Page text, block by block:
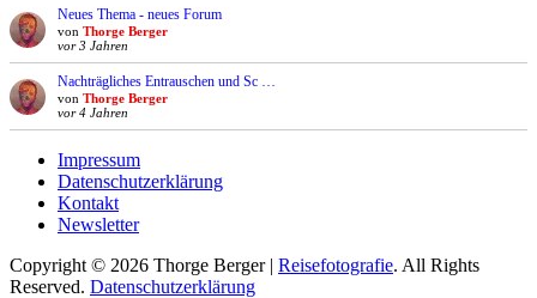
Neues Thema - neues Forum
von Thorge Berger
vor 3 Jahren
Nachträgliches Entrauschen und Sc …
von Thorge Berger
vor 4 Jahren
Impressum
Datenschutzerklärung
Kontakt
Newsletter
Copyright © 2026 Thorge Berger | Reisefotografie. All Rights
Reserved. Datenschutzerklärung